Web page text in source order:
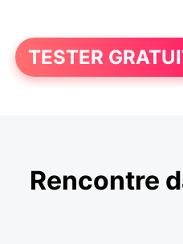
TESTER
Rencontre